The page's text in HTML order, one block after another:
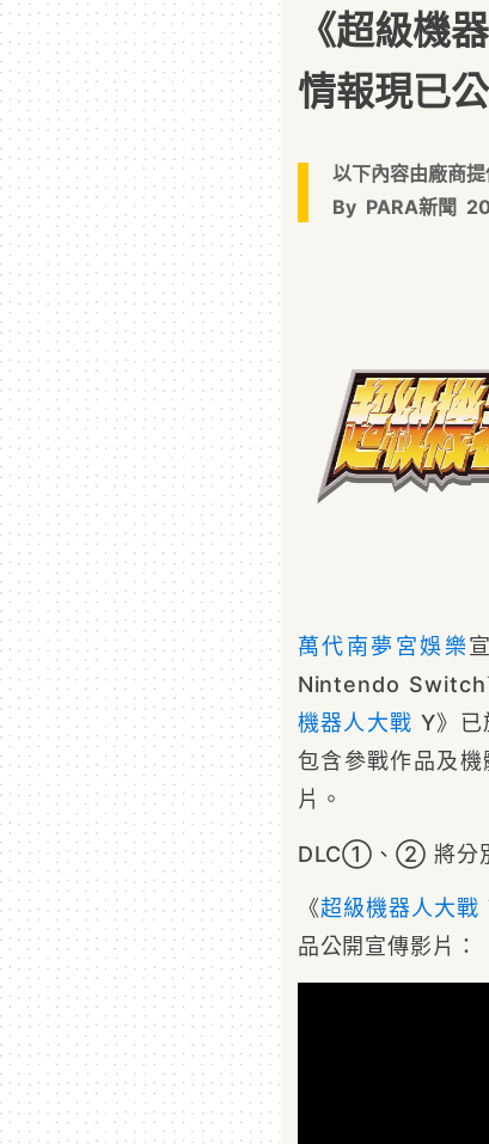
《超級
情報現已
以下內容由廠商
By PARA新聞
萬代南夢宮娛樂
Nintendo
機器人大戰 Y》
包含參戰作品及
片。
DLC①、② 將分別
《超級機器人大戰
品公開宣傳影片：